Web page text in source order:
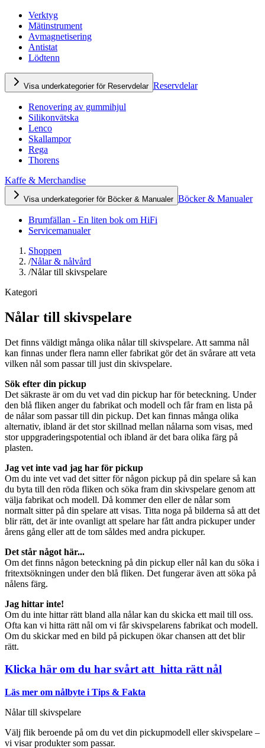
Verktyg
Mätinstrument
Avmagnetisering
Antistat
Lödtenn
Visa underkategorier för Reservdelar Reservdelar
Renovering av gummihjul
Silikonvätska
Lenco
Skallampor
Rega
Thorens
Kaffe & Merchandise
Visa underkategorier för Böcker & Manualer Böcker & Manualer
Brumfällan - En liten bok om HiFi
Servicemanualer
Shoppen
/Nålar & nålvård
/Nålar till skivspelare
Kategori
Nålar till skivspelare
Det finns väldigt många olika nålar till skivspelare. Att samma nål
kan finnas under flera namn eller fabrikat gör det än svårare att veta
vilken nål som passar till just din skivspelare.
Sök efter din pickup
Det säkraste är om du vet vad din pickup har för beteckning. Under
den blå fliken anger du fabrikat och modell och får fram en lista på
de nålar som passar till din pickup. Det kan finnas många olika
alternativ, ibland är det stor skillnad mellan nålarna som visas, med
stor uppgraderingspotential och ibland är det bara olika färg på
plasten.
Jag vet inte vad jag har för pickup
Om du inte vet vad det sitter för någon pickup på din spelare så kan
du byta till den röda fliken och söka fram din skivspelare genom att
välja fabrikat och modell. Då kommer den eller de nålar som
normalt sitter på din spelare att visas. Titta noga på bilderna så att det
blir rätt, det är inte ovanligt att spelare har fått andra pickuper under
årens gång eller att de tom såldes med andra pickuper.
Det står något här...
Om det finns någon beteckning på din pickup eller nål kan du söka i
fritextsökningen under den blå fliken. Det fungerar även att söka på
nålens färg.
Jag hittar inte!
Om du inte hittar rätt bland alla nålar kan du skicka ett mail till oss.
Ofta kan vi hitta rätt nål om vi får skivspelarens fabrikat och modell.
Om du skickar med en bild på pickupen ökar chansen att det blir
rätt.
Klicka här om du har svårt att hitta rätt nål
Läs mer om nålbyte i Tips & Fakta
Nålar till skivspelare
Välj flik beroende på om du vet din pickupmodell eller skivspelare –
vi visar produkter som passar.